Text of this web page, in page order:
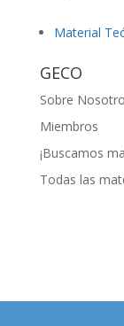
Material
GECO
Sobre
Miembros
¡Buscamos
Todas las